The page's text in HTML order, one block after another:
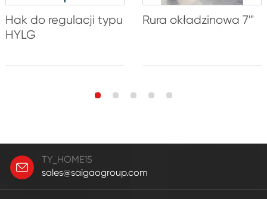
Hak do regulacji typu
HYLG
Rura okładzinowa 7'"
TY_HOME15
sales@saigaogroup.com